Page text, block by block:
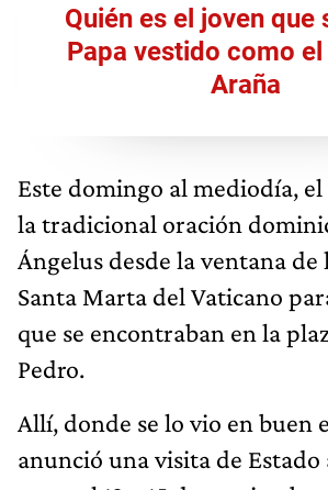
Quién es el joven que
Papa vestido como
Araña
Este domingo al mediodía, el
la tradicional oración
Ángelus desde la ventana de
Santa Marta del Vaticano
que se encontraban en la
Pedro.
Allí, donde se lo vio en buen
anunció una visita de Estado